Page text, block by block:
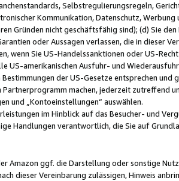
Selbstregulierungsregeln,
Kommunikation, Datenschutz,
Gründen nicht geschäftsfähig sind); (d) Sie
oder Aussagen verlassen, die in dieser
wenn Sie US-Handelssanktionen oder US-
US-amerikanischen Ausfuhr- und
der US-Gesetze entsprechen
machen, jederzeit zutreffend
und „Kontoeinstellungen“ auswählen.
im Hinblick auf das Besucher- und
Handlungen verantwortlich, die Sie auf
Amazon ggf. die Darstellung oder sonstige
dieser Vereinbarung zulässigen, Hinweis